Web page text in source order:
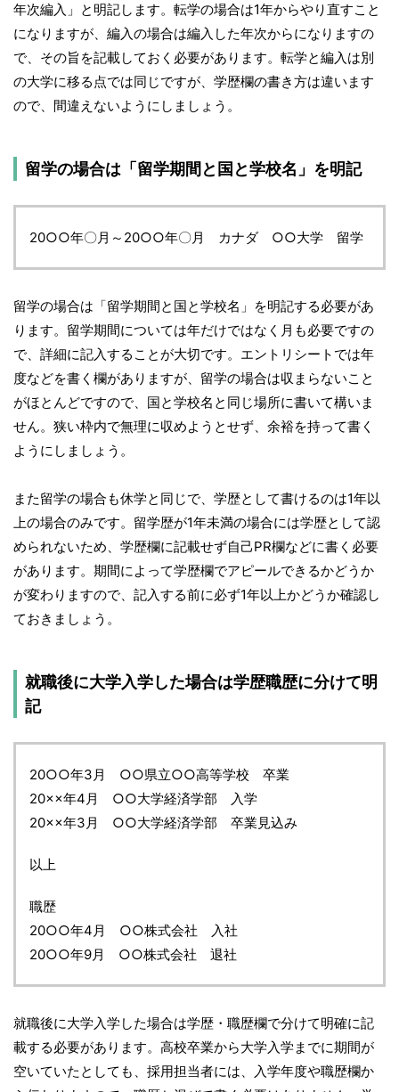
年次編入」と明記します。転学の場合は1年からやり直すこと
になりますが、編入の場合は編入した年次からになりますの
で、その旨を記載しておく必要があります。転学と編入は別
の大学に移る点では同じですが、学歴欄の書き方は違います
ので、間違えないようにしましょう。
留学の場合は「留学期間と国と学校名」を明記
20○○年〇月～20○○年〇月 カナダ ○○大学 留学
留学の場合は「留学期間と国と学校名」を明記する必要があ
ります。留学期間については年だけではなく月も必要ですの
で、詳細に記入することが大切です。エントリシートでは年
度などを書く欄がありますが、留学の場合は収まらないこと
がほとんどですので、国と学校名と同じ場所に書いて構いま
せん。狭い枠内で無理に収めようとせず、余裕を持って書く
ようにしましょう。
また留学の場合も休学と同じで、学歴として書けるのは1年以
上の場合のみです。留学歴が1年未満の場合には学歴として認
められないため、学歴欄に記載せず自己PR欄などに書く必要
があります。期間によって学歴欄でアピールできるかどうか
が変わりますので、記入する前に必ず1年以上かどうか確認し
ておきましょう。
就職後に大学入学した場合は学歴職歴に分けて明
記
20○○年3月 ○○県立○○高等学校 卒業
20××年4月 ○○大学経済学部 入学
20××年3月 ○○大学経済学部 卒業見込み
以上
職歴
20○○年4月 ○○株式会社 入社
20○○年9月 ○○株式会社 退社
就職後に大学入学した場合は学歴・職歴欄で分けて明確に記
載する必要があります。高校卒業から大学入学までに期間が
空いていたとしても、採用担当者には、入学年度や職歴欄か